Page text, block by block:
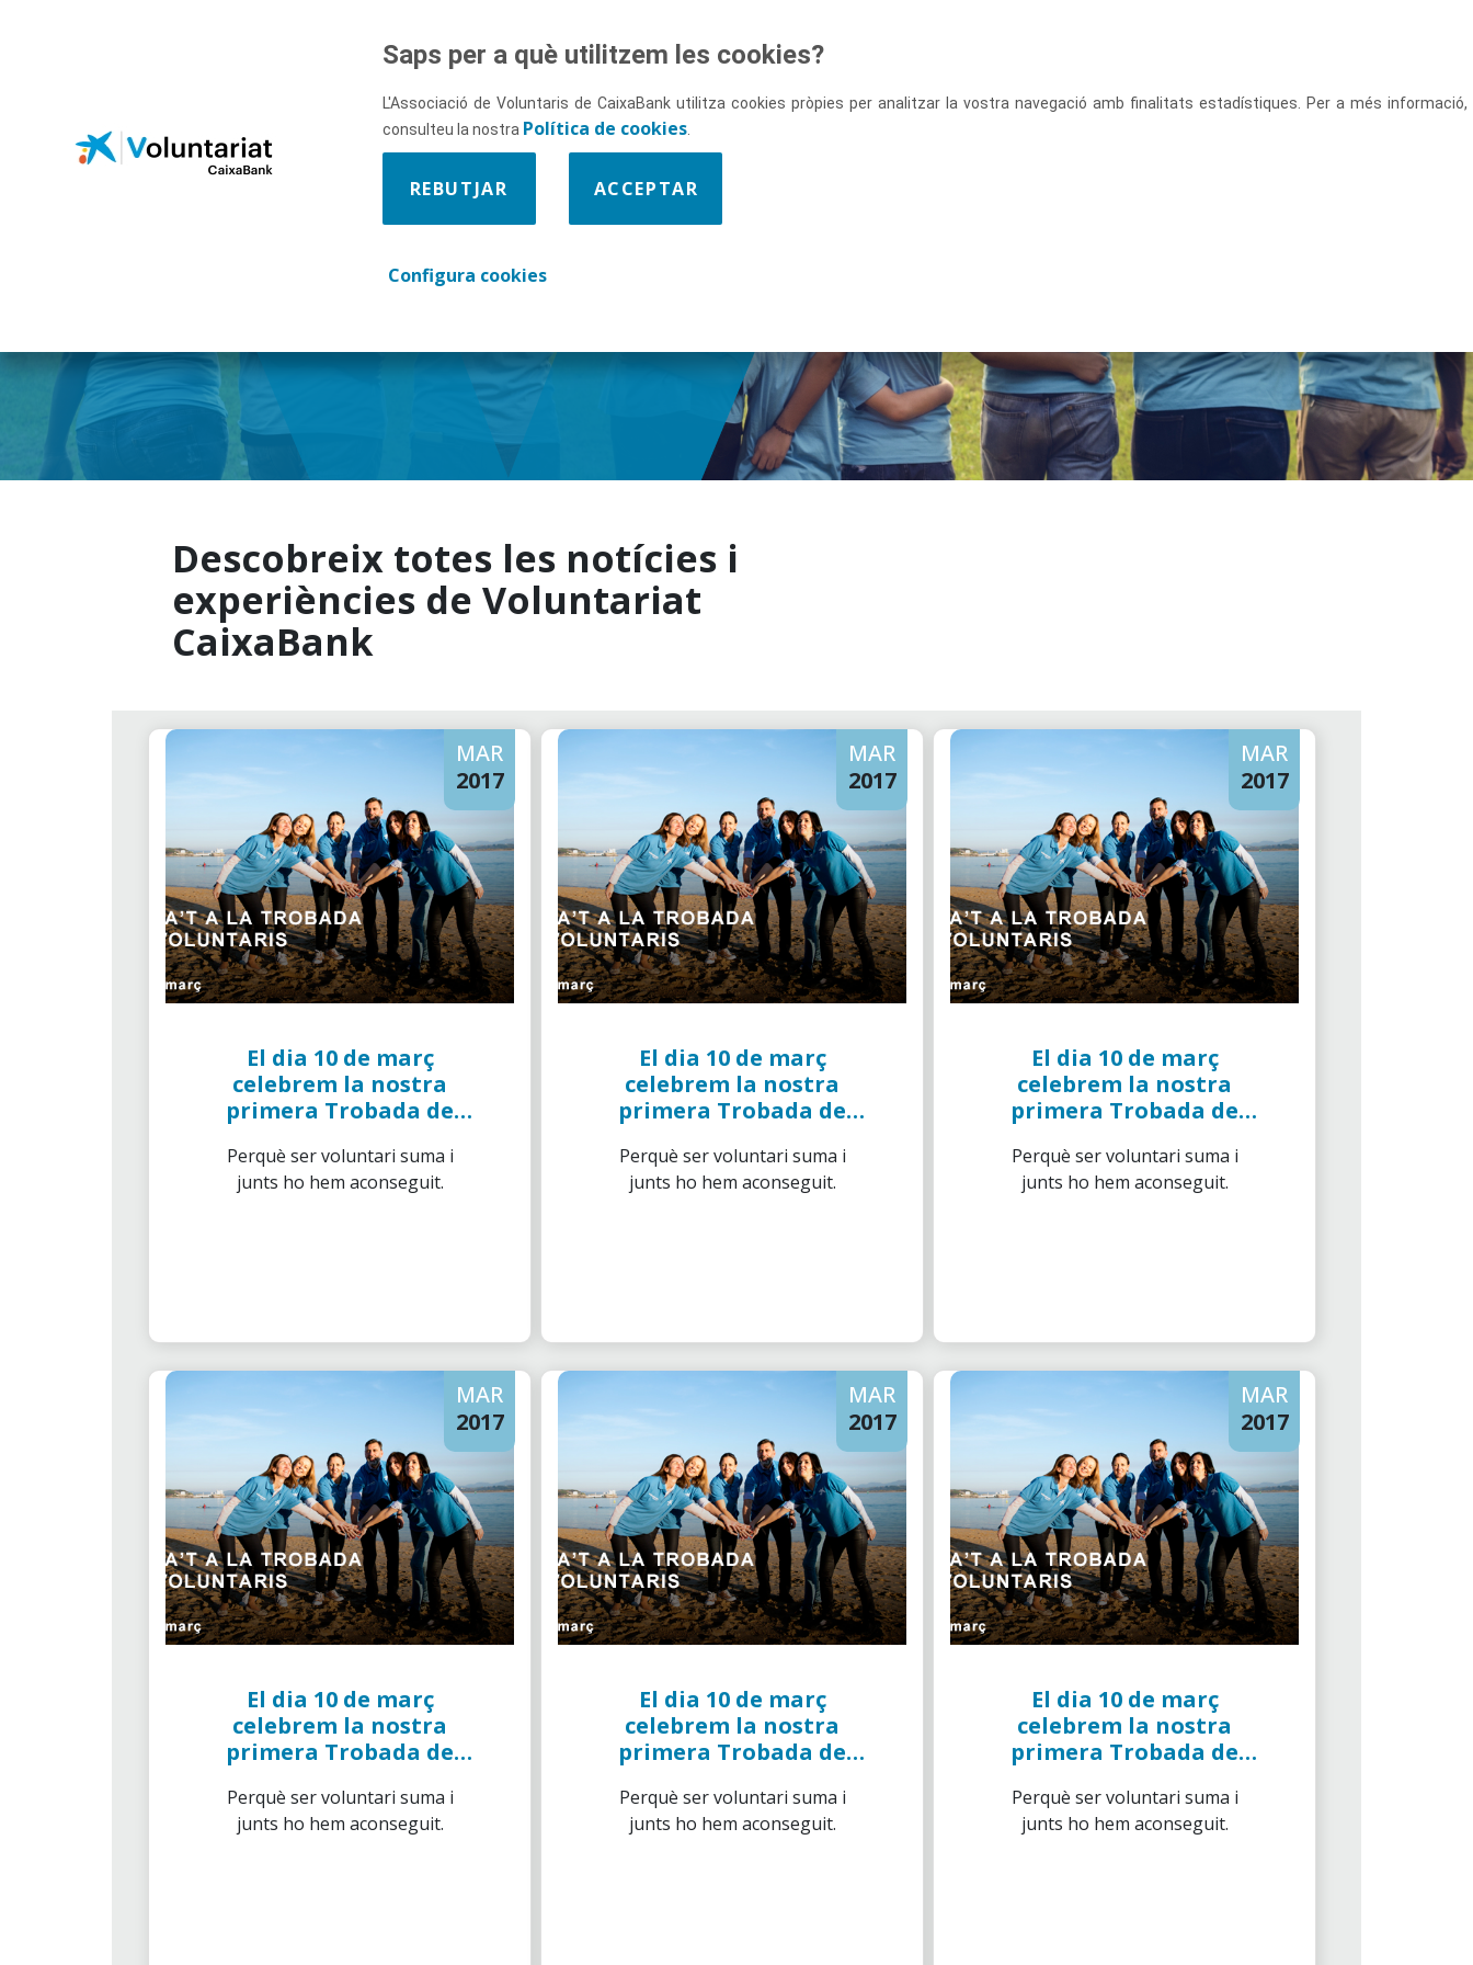
Descobreix-nos
Descobreix totes les notícies i
experiències de Voluntariat
CaixaBank
MAR
2017
El dia 10 de març
celebrem la nostra
primera Trobada de
Caixa"
Perquè ser voluntari suma i
junts ho hem aconseguit.
MAR
2017
El dia 10 de març
celebrem la nostra
primera Trobada de
Caixa"
Perquè ser voluntari suma i
junts ho hem aconseguit.
MAR
2017
El dia 10 de març
celebrem la nostra
primera Trobada de
Caixa"
Perquè ser voluntari suma i
junts ho hem aconseguit.
MAR
2017
El dia 10 de març
celebrem la nostra
primera Trobada de
Caixa"
Perquè ser voluntari suma i
junts ho hem aconseguit.
MAR
2017
El dia 10 de març
celebrem la nostra
primera Trobada de
Caixa"
Perquè ser voluntari suma i
junts ho hem aconseguit.
MAR
2017
El dia 10 de març
celebrem la nostra
primera Trobada de
Caixa"
Perquè ser voluntari suma i
junts ho hem aconseguit.
Saps per a què utilitzem les cookies?
L'Associació de Voluntaris de CaixaBank utilitza cookies pròpies per analitzar la vostra navegació amb finalitats estadístiques. Per a més informació,
consulteu la nostra Política de cookies.
REBUTJAR ACCEPTAR
Configura cookies